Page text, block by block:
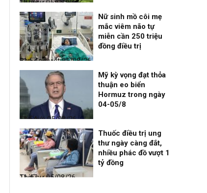
Thời sự
05/08/26, 12:06
Bạn đọc viết
05/08/26, 11:57
Nữ sinh mồ côi mẹ
mắc viêm não tự
miễn cần 250 triệu
đồng điều trị
Thế giới
05/08/26, 11:54
Mỹ kỳ vọng đạt thỏa
thuận eo biển
Hormuz trong ngày
04-05/8
Thời sự
05/08/26, 11:47
Thuốc điều trị ung
thư ngày càng đắt,
nhiều phác đồ vượt 1
tỷ đồng